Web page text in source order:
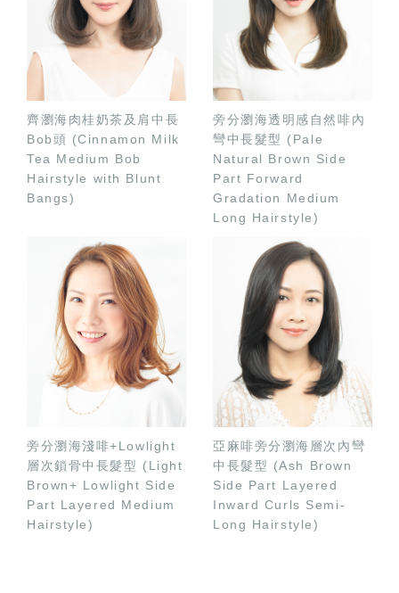
齊瀏海肉桂奶茶及肩中長
Bob頭 (Cinnamon Milk
Tea Medium Bob
Hairstyle with Blunt
Bangs)
旁分瀏海透明感自然啡內
彎中長髮型 (Pale
Natural Brown Side
Part Forward
Gradation Medium
Long Hairstyle)
旁分瀏海淺啡+Lowlight
層次鎖骨中長髮型 (Light
Brown+ Lowlight Side
Part Layered Medium
Hairstyle)
亞麻啡旁分瀏海層次內彎
中長髮型 (Ash Brown
Side Part Layered
Inward Curls Semi-
Long Hairstyle)